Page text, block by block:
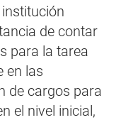
de contar
para la tarea
en las
de cargos para
el nivel inicial,